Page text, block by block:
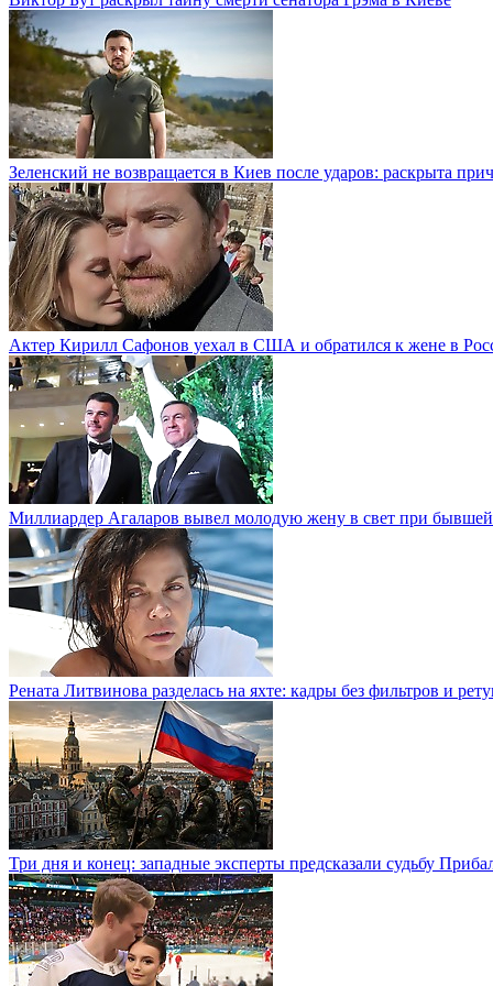
Зеленский не возвращается в Киев после ударов: раскрыта
Актер Кирилл Сафонов уехал в США и обратился к жене в
Миллиардер Агаларов вывел молодую жену в свет при бывшей
Рената Литвинова разделась на яхте: кадры без фильтров и
Три дня и конец: западные эксперты предсказали судьбу